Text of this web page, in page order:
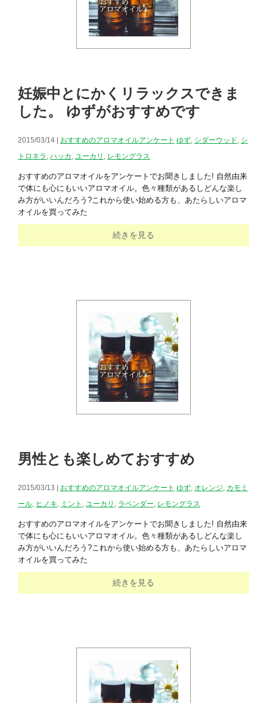
妊娠中とにかくリラックスできま
した。 ゆずがおすすめです
2015/03/14 | おすすめのアロマオイルアンケート ゆず シダーウッド シ
トロネラ ハッカ ユーカリ レモングラス
おすすめのアロマオイルをアンケートでお聞きしました! 自然由来
で体にも心にもいいアロマオイル。色々種類があるしどんな楽し
み方がいいんだろう?これから使い始める方も、あたらしいアロマ
オイルを買ってみた
続きを見る
男性とも楽しめておすすめ
2015/03/13 | おすすめのアロマオイルアンケート ゆず オレンジ カモミ
ール ヒノキ ミント ユーカリ ラベンダー レモングラス
おすすめのアロマオイルをアンケートでお聞きしました! 自然由来
で体にも心にもいいアロマオイル。色々種類があるしどんな楽し
み方がいいんだろう?これから使い始める方も、あたらしいアロマ
オイルを買ってみた
続きを見る